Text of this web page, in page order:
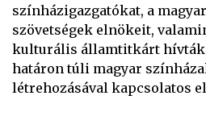
színházigazgatókat, a
szövetségek elnökeit,
kulturális államtitkárt hívták
határon túli magyar
létrehozásával kapcsolatos